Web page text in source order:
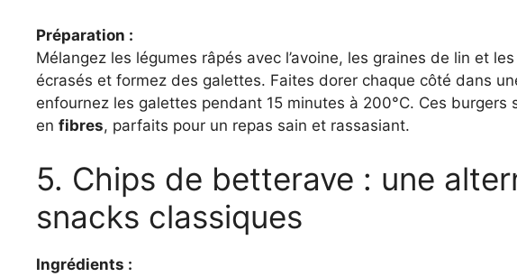
Préparation :
Mélangez les légumes râpés avec l’avoine, les graines de lin et
écrasés et formez des galettes. Faites dorer chaque côté dans
enfournez les galettes pendant 15 minutes à 200°C. Ces burgers
en fibres, parfaits pour un repas sain et rassasiant.
5. Chips de betterave : une
snacks classiques
Ingrédients :